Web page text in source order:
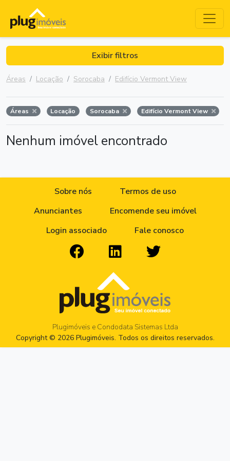
Exibir filtros
Áreas Locação Sorocaba Edifício Vermont View
Áreas Locação Sorocaba Edifício Vermont View
Nenhum imóvel encontrado
Sobre nós
Termos de uso
Anunciantes
Encomende seu imóvel
Login associado
Fale conosco
Plugimóveis e Condodata Sistemas Ltda
Copyright © 2026 Plugimóveis. Todos os direitos reservados.